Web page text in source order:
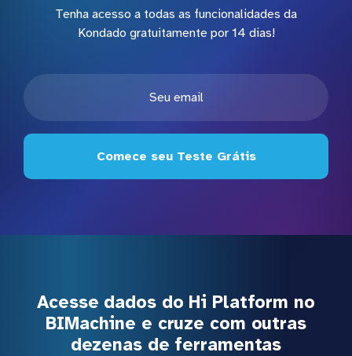
Tenha acesso a todas as funcionalidades da
Kondado gratuitamente por 14 dias!
Comece seu Teste Grátis
Acesse dados do Hi Platform no
BIMachine e cruze com outras
dezenas de ferramentas